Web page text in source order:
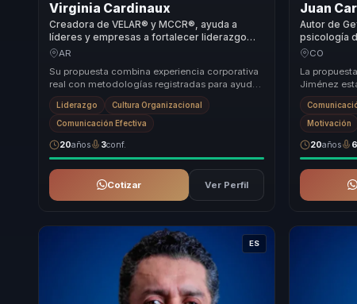
Virginia Cardinaux
Creadora de VELAR® y MCCR®, ayuda a
líderes y empresas a fortalecer liderazgo
consciente y comunicación para decidir con
AR
Su propuesta combina experiencia corporativa
real con metodologías registradas para ayudar
a líderes y empresas a pasar de liderazgo intu...
Liderazgo Cultura Organizacional
Comunicación Efectiva
20años 3conf.
Cotizar Ver Perfil
Juan
Autor de
psicología
liderazgo
CO
La
Jiménez
motivación
ap...
Motivación
20años
ES